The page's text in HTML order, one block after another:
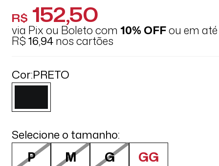
R$ 152,50
via Pix ou Boleto com 10% OFFou em
R$16,94nos cartões
Cor:PRETO
Selecione o tamanho:
P M G GG